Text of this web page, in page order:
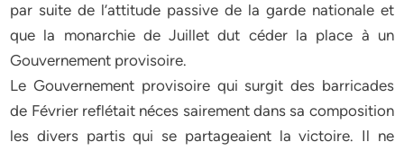
par suite de l’attitude passive de la garde nationale et
que la monarchie de Juillet dut céder la place à un
Gouvernement provisoire.
Le Gouvernement provisoire qui surgit des barricades
de Février reflétait néces sairement dans sa composition
les divers partis qui se partageaient la victoire. Il ne